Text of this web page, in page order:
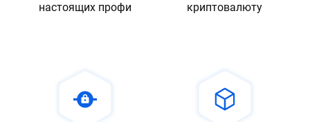
настоящих профи
криптовалюту